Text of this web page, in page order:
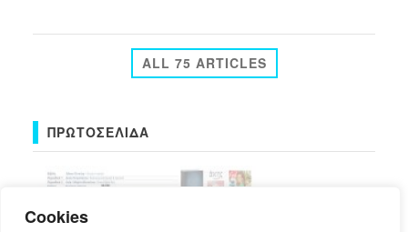
Cookies
ALL 75 ARTICLES
ΠΡΩΤΟΣΈΛΙΔΑ